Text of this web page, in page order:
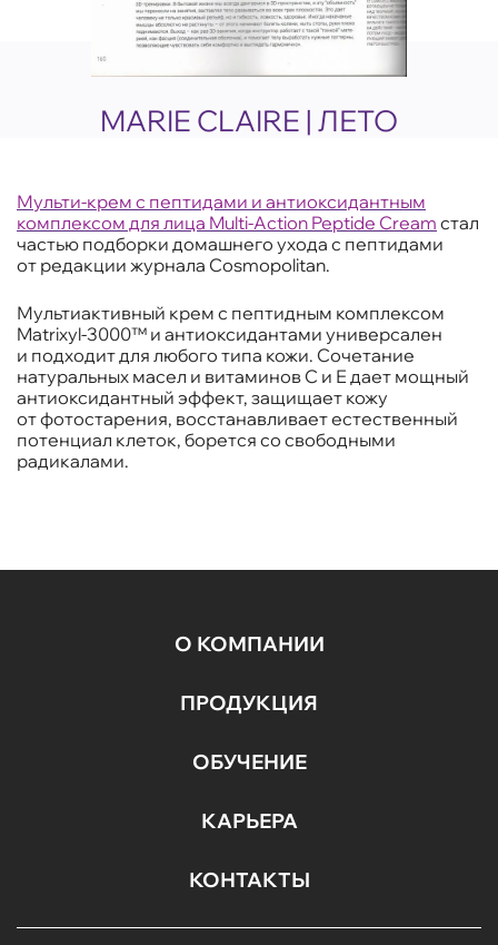
MARIE CLAIRE | ЛЕТО
Мульти-крем с пептидами и антиоксидантным
комплексом для лица Multi-Action Peptide Cream стал
частью подборки домашнего ухода с пептидами
от редакции журнала Cosmopolitan.
Мультиактивный крем с пептидным комплексом
Matrixyl-3000™ и антиоксидантами универсален
и подходит для любого типа кожи. Сочетание
натуральных масел и витаминов С и Е дает мощный
антиоксидантный эффект, защищает кожу
от фотостарения, восстанавливает естественный
потенциал клеток, борется со свободными
радикалами.
О КОМПАНИИ
ПРОДУКЦИЯ
ОБУЧЕНИЕ
КАРЬЕРА
КОНТАКТЫ